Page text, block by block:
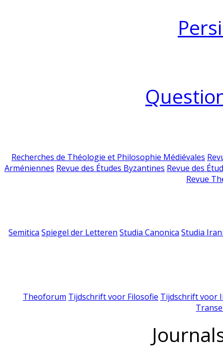
Recherches de Théologie et Philosophie Médiévales
Arméniennes Revue des Études Byzantines Revue des
Revue
Semitica Spiegel der Letteren Studia Canonica Studia
Theoforum Tijdschrift voor Filosofie Tijdschrift voor